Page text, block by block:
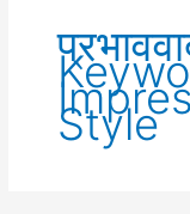
Style